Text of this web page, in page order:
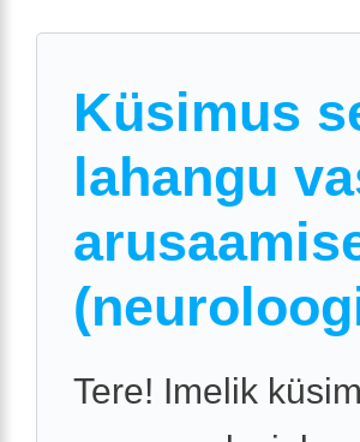
Küsimus
lahangu
Tere! Imelik